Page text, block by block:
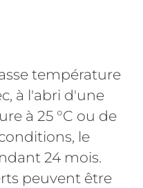
température
à l'abri d'une
à 25 °C ou de
le
24 mois.
peuvent être